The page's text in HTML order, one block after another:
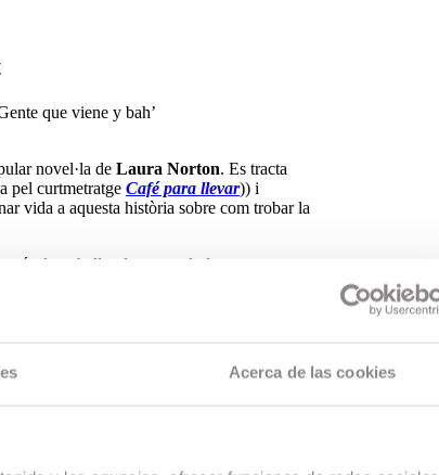
Acerca de las cookies
que viene y bah’
novel·la de Laura Norton. Es tracta
pel curtmetratge Café para llevar)) i
vida a aquesta història sobre com trobar la
de treballar durant molt de temps com a
executiu,David Valledpérezcom a